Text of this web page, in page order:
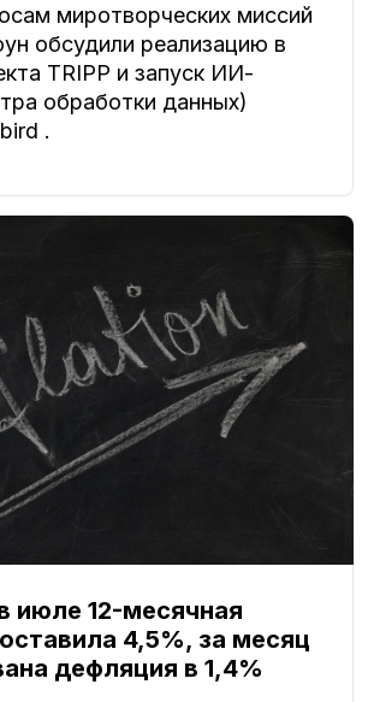
миротворческих миссий
обсудили реализацию в
TRIPP и запуск ИИ-
обработки данных)
.
июле 12-месячная
4,5%, за месяц
дефляция в 1,4%